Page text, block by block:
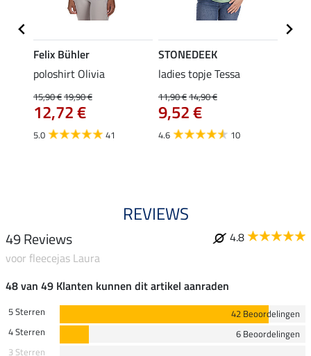
Felix Bühler
poloshirt Olivia
15,90 €19,90 €
12,72 €
5.0 41
STONEDEEK
ladies topje Tessa
11,90 €14,90 €
9,52 €
4.6 10
REVIEWS
49 Reviews
4.8
voor fleecejas Laura
48 van 49 Klanten kunnen dit artikel aanraden
5 Sterren
42 Beoordelingen
4 Sterren
6 Beoordelingen
3 Sterren